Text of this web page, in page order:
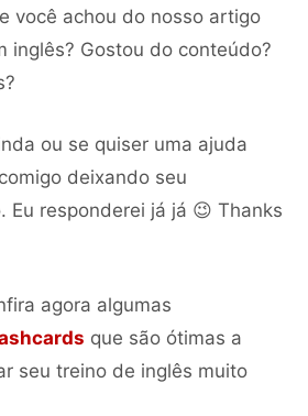
você achou do nosso artigo
inglês? Gostou do conteúdo?
ou se quiser uma ajuda
deixando seu
Eu responderei já já 😉 Thanks
agora algumas
que são ótimas a
seu treino de inglês muito